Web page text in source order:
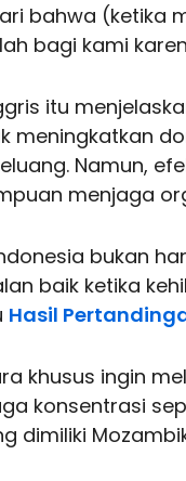
bahwa (ketika
bagi kami
itu
meningkatkan
Namun,
menjaga
bukan
baik ketika
Hasil
khusus ingin
konsentrasi
dimiliki